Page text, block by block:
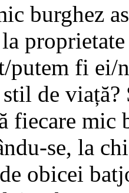
burghez
putem fi ei/
de
fiecare mic
se, la
obicei